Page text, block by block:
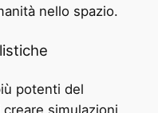
nello spazio.
potenti del
simulazioni